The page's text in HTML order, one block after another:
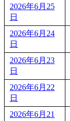
2026年6月25
日
2026年6月24
日
2026年6月23
日
2026年6月22
日
2026年6月21